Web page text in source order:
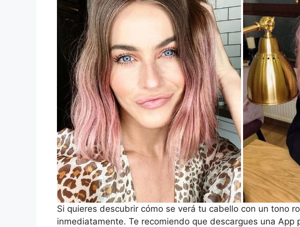
Si quieres descubrir cómo se verá tu cabello con un tono
inmediatamente. Te recomiendo que descargues una